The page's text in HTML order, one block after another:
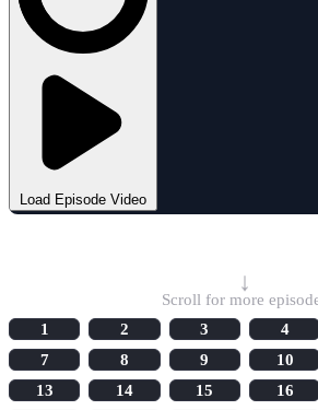
Load Episode Video
↓
Scroll for more
1
2 3 4
7
8 9 10
13
14 15 16